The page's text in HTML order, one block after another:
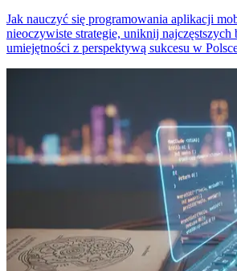
Jak nauczyć się programowania aplikacji
nieoczywiste strategie, uniknij najczęstszych
umiejętności z perspektywą sukcesu w